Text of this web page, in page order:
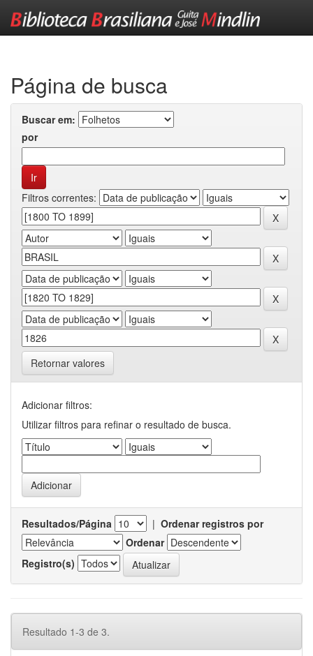
Página de busca
Buscar em:
por
Filtros correntes:
Retornar valores
Adicionar filtros:
Utilizar filtros para refinar o resultado de busca.
Resultados/Página | Ordenar registros por
Ordenar
Registro(s)
Resultado 1-3 de 3.